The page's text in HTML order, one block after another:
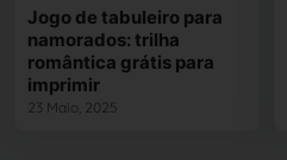
Jogo de tabuleiro para
namorados: trilha
romântica grátis para
imprimir
23 Maio, 2025